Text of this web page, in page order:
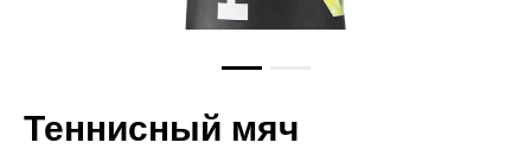
Теннисный мяч